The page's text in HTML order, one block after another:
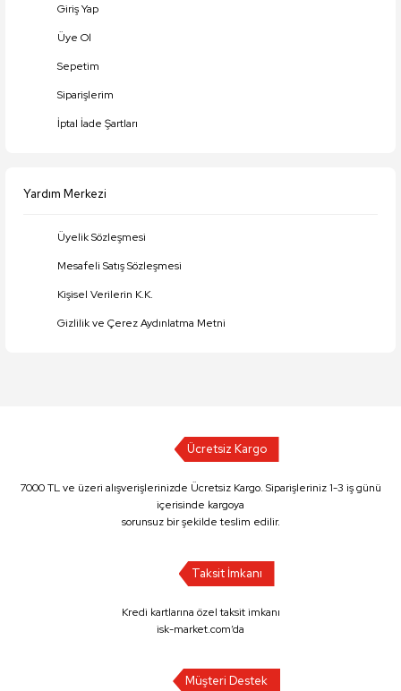
Giriş Yap
Üye Ol
Sepetim
Siparişlerim
İptal İade Şartları
Yardım Merkezi
Üyelik Sözleşmesi
Mesafeli Satış Sözleşmesi
Kişisel Verilerin K.K.
Gizlilik ve Çerez Aydınlatma Metni
Ücretsiz Kargo
7000 TL ve üzeri alışverişlerinizde Ücretsiz Kargo. Siparişleriniz 1-3 iş günü
içerisinde kargoya
sorunsuz bir şekilde teslim edilir.
Taksit İmkanı
Kredi kartlarına özel taksit imkanı
isk-market.com’da
Müşteri Destek